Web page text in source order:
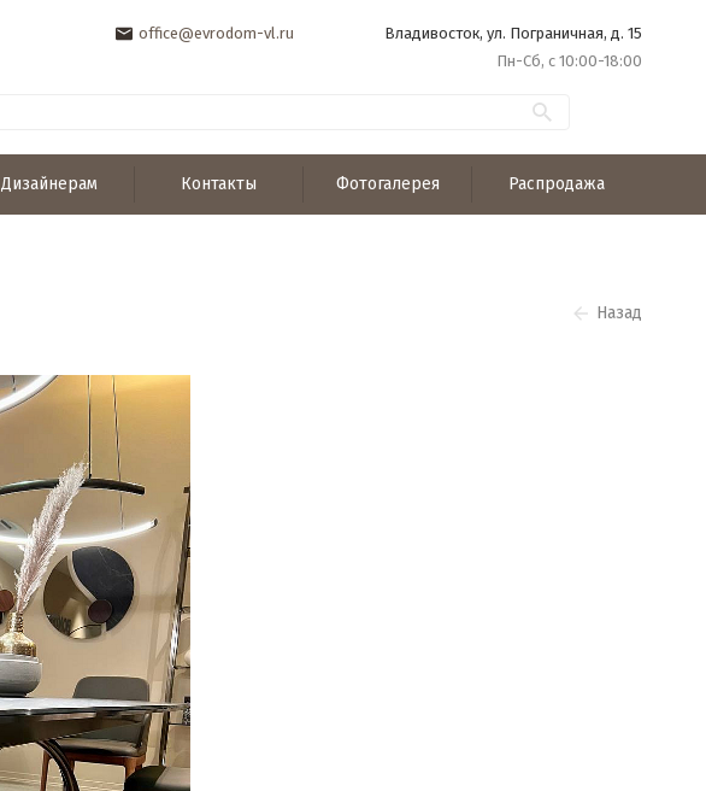
office@evrodom-vl.ru
Владивосток, ул. Пограничная, д. 15
Пн-Сб, с 10:00-18:00
Дизайнерам Контакты Фотогалерея Распродажа
Назад